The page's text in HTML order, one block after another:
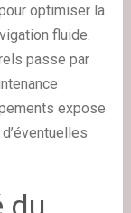
optimiser la
fluide.
passe par
expose
du